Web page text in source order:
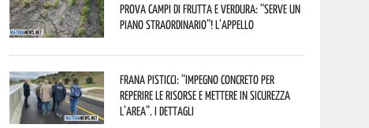
prova campi di frutta e verdura: “Serve un
piano straordinario”! L’appello
Frana Pisticci: “Impegno concreto per
reperire le risorse e mettere in sicurezza
l’area”. I dettagli